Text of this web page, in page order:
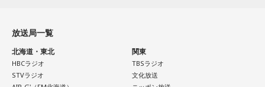
調介入。高市さんの政治判断のタイミング、やり方。国民の
■番組タイトル：『オールナイトニッポンPODCAST 長浜広奈
天下無双』
■配信日時：毎週水曜日 18時頃
付けている。9月25日（金）以降順次発送予定。詳細は販売
サイトにて。
放送局一覧
北海道・東北
HBCラジオ
STVラジオ
関東
TBSラジオ
文化放送